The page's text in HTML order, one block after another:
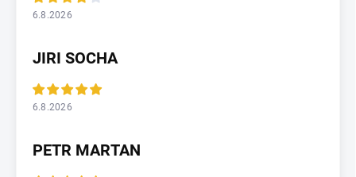
6.8.2026
JIRI SOCHA
6.8.2026
PETR MARTAN